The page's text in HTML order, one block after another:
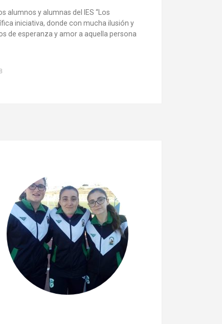
alumnos y alumnas del IES “Los
iniciativa, donde con mucha ilusión y
de esperanza y amor a aquella persona